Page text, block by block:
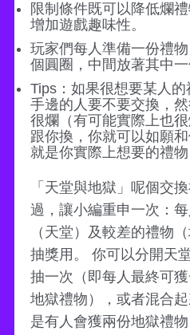
限制條件既可以降低爛
增加遊戲趣味性。
玩家們每人準備一份禮
個圓圈，中間放著其中一
Tips：如果很想要某人
手邊的人要不要交換，
很爛（有可能實際上也
跟你換，你就可以如願
就是你實際上想要的禮物
「天堂與地獄」呢個交
過，讓小編重申一次：
（天堂）及較差的禮物
抽獎用。 你可以分開天
抽一次（即每人最終可
地獄禮物），或者混合
是有人會獲兩份地獄禮